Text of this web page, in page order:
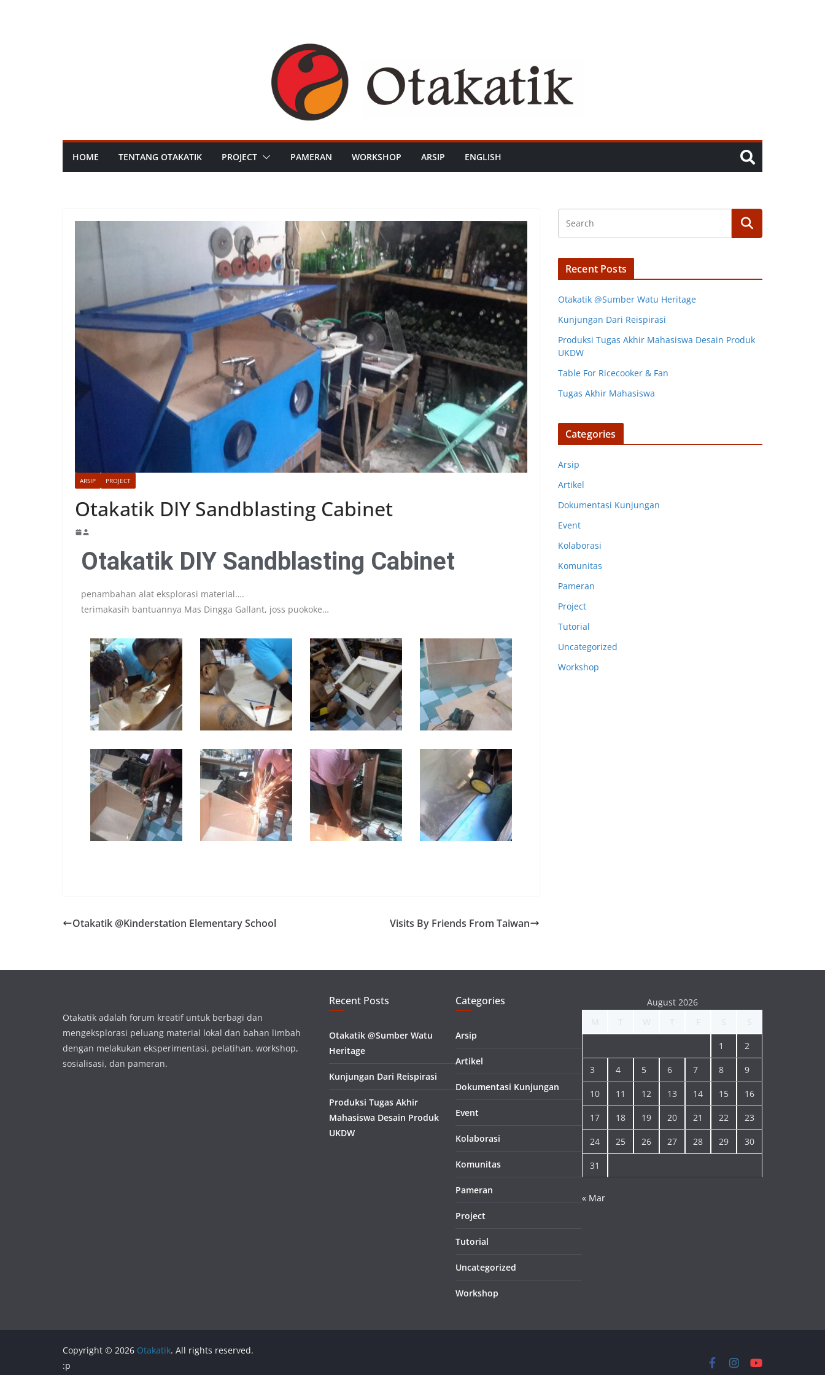
HOME TENTANG OTAKATIK PROJECT PAMERAN WORKSHOP ARSIP ENGLISH
ARSIP PROJECT
Otakatik DIY Sandblasting Cabinet
Otakatik DIY Sandblasting Cabinet
penambahan alat eksplorasi material….
terimakasih bantuannya Mas Dingga Gallant, joss puokoke…
Otakatik @Kinderstation Elementary School Visits By Friends From Taiwan
Recent Posts
Otakatik @Sumber Watu Heritage
Kunjungan Dari Reispirasi
Produksi Tugas Akhir Mahasiswa Desain Produk
UKDW
Table For Ricecooker & Fan
Tugas Akhir Mahasiswa
Categories
Arsip
Artikel
Dokumentasi Kunjungan
Event
Kolaborasi
Komunitas
Pameran
Project
Tutorial
Uncategorized
Workshop
Otakatik adalah forum kreatif untuk berbagi dan
mengeksplorasi peluang material lokal dan bahan limbah
dengan melakukan eksperimentasi, pelatihan, workshop,
sosialisasi, dan pameran.
Recent Posts
Otakatik @Sumber Watu
Heritage
Kunjungan Dari Reispirasi
Produksi Tugas Akhir
Mahasiswa Desain Produk
UKDW
Categories
Arsip
Artikel
Dokumentasi Kunjungan
Event
Kolaborasi
Komunitas
Pameran
Project
Tutorial
Uncategorized
Workshop
August 2026
1 2
3 4 5 6 7 8 9
10 11 12 13 14 15 16
17 18 19 20 21 22 23
24 25 26 27 28 29 30
31
« Mar
Copyright © 2026 Otakatik. All rights reserved.
:p